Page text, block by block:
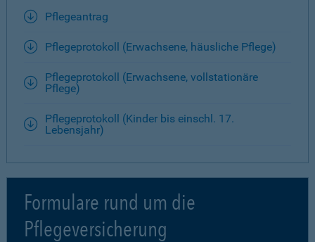
Pflegeantrag
Pflegeprotokoll (Erwachsene, häusliche Pflege)
Pflegeprotokoll (Erwachsene, vollstationäre
Pflege)
Pflegeprotokoll (Kinder bis einschl. 17.
Lebensjahr)
Formulare rund um die
Pflegeversicherung